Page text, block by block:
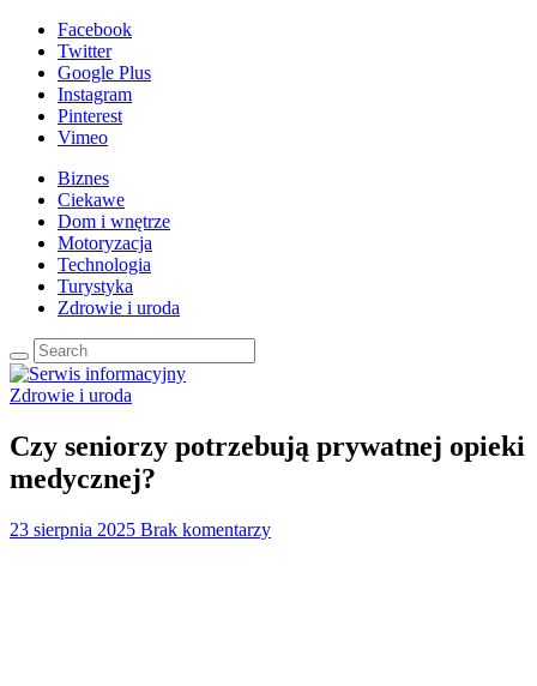
Facebook
Twitter
Google Plus
Instagram
Pinterest
Vimeo
Biznes
Ciekawe
Dom i wnętrze
Motoryzacja
Technologia
Turystyka
Zdrowie i uroda
Zdrowie i uroda
Czy seniorzy potrzebują prywatnej opieki
medycznej?
23 sierpnia 2025 Brak komentarzy